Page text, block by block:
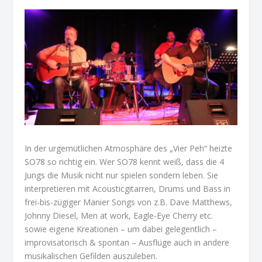
In der urgemütlichen Atmosphäre des „Vier Peh“ heizte
SO78 so richtig ein. Wer SO78 kennt weiß, dass die 4
Jungs die Musik nicht nur spielen sondern leben. Sie
interpretieren mit Acousticgitarren, Drums und Bass in
frei-bis-zügiger Manier Songs von z.B. Dave Matthews,
Johnny Diesel, Men at work, Eagle-Eye Cherry etc.
sowie eigene Kreationen – um dabei gelegentlich –
improvisatorisch & spontan – Ausflüge auch in andere
musikalischen Gefilden auszuleben.